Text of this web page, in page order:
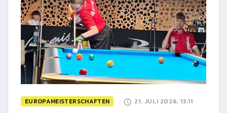
EUROPAMEISTERSCHAFTEN 21. JULI 2026, 13:11